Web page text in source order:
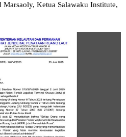
Marsaoly, Ketua Salawaku Institute,